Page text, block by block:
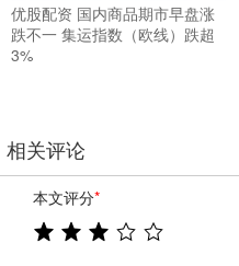
优股配资 国内商品期市早盘涨
跌不一 集运指数（欧线）跌超
3%
相关评论
本文评分*